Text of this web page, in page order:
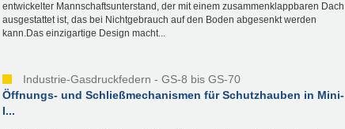
entwickelter Mannschaftsunterstand, der mit einem zusammenklappbaren Dach
ausgestattet ist, das bei Nichtgebrauch auf den Boden abgesenkt werden
kann.Das einzigartige Design macht...
Industrie-Gasdruckfedern - GS-8 bis GS-70
Öffnungs- und Schließmechanismen für Schutzhauben in Mini-
I...